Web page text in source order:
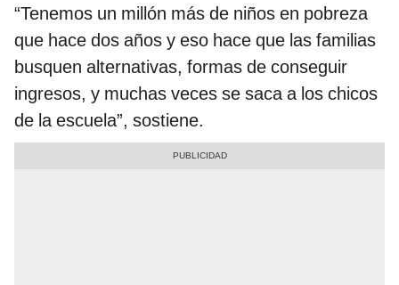
“Tenemos un millón más de niños en pobreza
que hace dos años y eso hace que las familias
busquen alternativas, formas de conseguir
ingresos, y muchas veces se saca a los chicos
de la escuela”, sostiene.